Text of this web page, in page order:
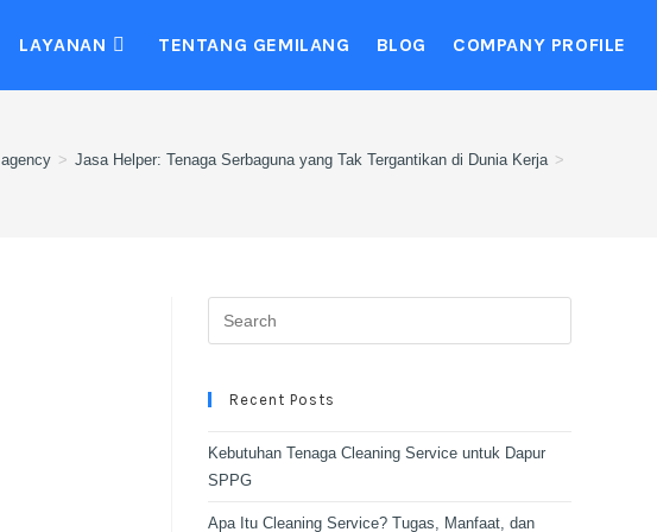
LAYANAN TENTANG GEMILANG BLOG COMPANY PROFILE
agency > Jasa Helper: Tenaga Serbaguna yang Tak Tergantikan di Dunia Kerja >
Recent Posts
Kebutuhan Tenaga Cleaning Service untuk Dapur
SPPG
Apa Itu Cleaning Service? Tugas, Manfaat, dan